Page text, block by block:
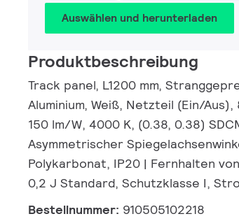
Auswählen und herunterladen
Produktbeschreibung
Track panel, L1200 mm,
Aluminium, Weiß, Netzteil (Ein/Aus),
150 lm/W, 4000 K, (0.38, 0.38)
Asymmetrischer
Polykarbonat, IP20 | Fernhalten
0,2 J Standard, Schutzklasse I,
Bestellnummer: 910505102218